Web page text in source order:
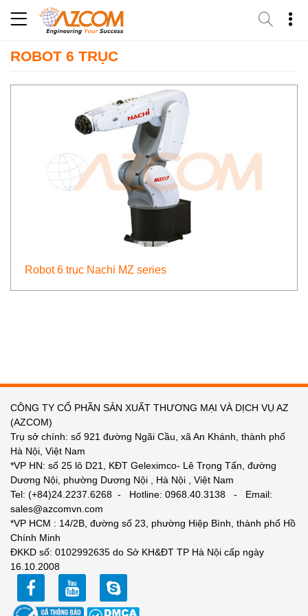
ROBOT 6 TRỤC
Robot 6 trục Nachi MZ series
CÔNG TY CỔ PHẦN SẢN XUẤT THƯƠNG MẠI VÀ DỊCH VỤ AZ
(AZCOM)
Trụ sở chính: số 921 đường Ngãi Cầu, xã An Khánh, thành phố
Hà Nội, Việt Nam
*VP HN: số 25 lô D21, KĐT Geleximco- Lê Trọng Tấn, đường
Dương Nội, phường Dương Nội , Hà Nội , Việt Nam
Tel: (+84)24.2237.6268 - Hotline: 0968.40.3138 - Email:
sales@azcomvn.com
*VP HCM : 14/2B, đường số 23, phường Hiệp Bình, thành phố Hồ
Chính Minh
ĐKKD số: 0102992635 do Sở KH&ĐT TP Hà Nội cấp ngày
16.10.2008
facebookyoutube zalo